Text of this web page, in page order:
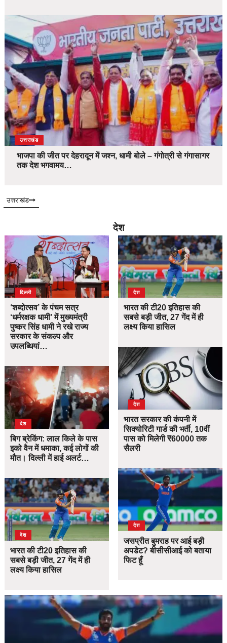
उत्तराखंड
भाजपा की जीत पर देहरादून में जश्न, धामी बोले – गंगोत्री से गंगासागर
तक देश भगवामय…
उत्तराखंड
देश
दिल्ली
‘शब्दोत्सव’ के पंचम सत्र
‘धर्मरक्षक धामी’ में मुख्यमंत्री
पुष्कर सिंह धामी ने रखे राज्य
सरकार के संकल्प और
उपलब्धियां…
देश
बिग ब्रेकिंग: लाल किले के पास
इको वैन में धमाका, कई लोगों की
मौत। दिल्ली में हाई अलर्ट…
देश
भारत की टी20 इतिहास की
सबसे बड़ी जीत, 27 गेंद में ही
लक्ष्य किया हासिल
देश
भारत की टी20 इतिहास की
सबसे बड़ी जीत, 27 गेंद में ही
लक्ष्य किया हासिल
देश
भारत सरकार की कंपनी में
सिक्योरिटी गार्ड की भर्ती, 10वीं
पास को मिलेगी ₹60000 तक
सैलरी
देश
जसप्रीत बुमराह पर आई बड़ी
अपडेट? बीसीसीआई को बताया
फिट हूँ